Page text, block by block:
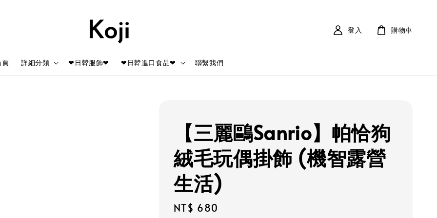
頁 詳細分類 ❤日韓服飾❤ ❤日韓進口食品❤ 聯繫我們
登入 購物車
【三麗鷗Sanrio】帕恰狗
絨毛玩偶掛飾 (機智露營
生活)
Regular
NT$ 680